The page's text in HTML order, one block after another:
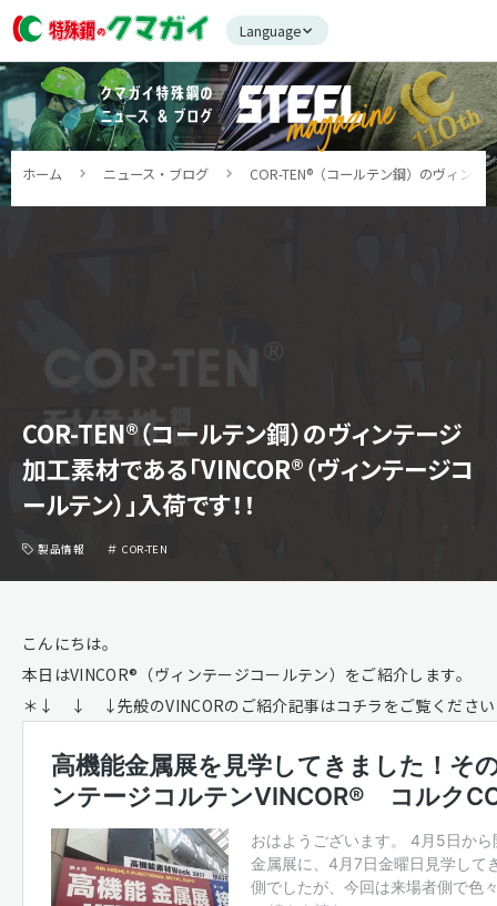
Language
ホーム ニュース・ブログ COR-TEN®（コールテン鋼）のヴィン
COR-TEN®（コールテン鋼）のヴィンテージ
加工素材である「VINCOR®（ヴィンテージコ
ールテン）」入荷です！！
製品情報 COR-TEN
こんにちは。
本日はVINCOR®（ヴィンテージコールテン）をご紹介します。
＊↓ ↓ ↓先般のVINCORのご紹介記事はコチラをご覧く